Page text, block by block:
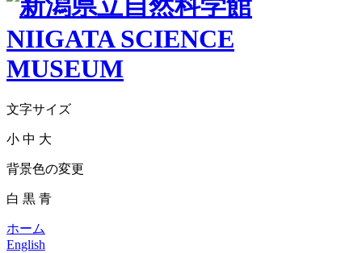
文字サイズ
小 中 大
背景色の変更
白 黒 青
ホーム
English